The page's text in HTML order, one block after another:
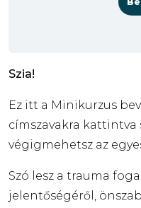
Szia!
Ez itt a Minikurzus
címszavakra
végigmehetsz az
Szó lesz a trauma
jelentőségéről,